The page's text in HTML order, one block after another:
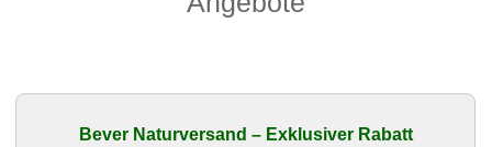
Bever Naturversand – Exklusiver Rabatt